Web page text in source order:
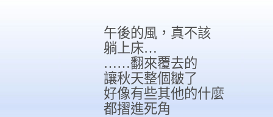
午後的風，真不該
躺上床…
……翻來覆去的
讓秋天整個皺了
好像有些其他的什麼
都摺進死角